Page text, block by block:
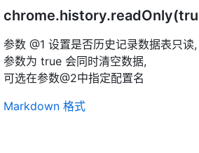
参数 @1 设置是否历史记录数据表只读,
参数为 true 会同时清空数据,
可选在参数@2中指定配置名
Markdown 格式